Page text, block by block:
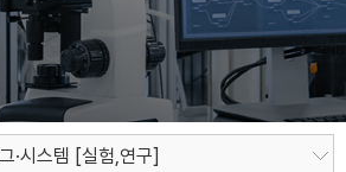
·시스템 [실험,연구]